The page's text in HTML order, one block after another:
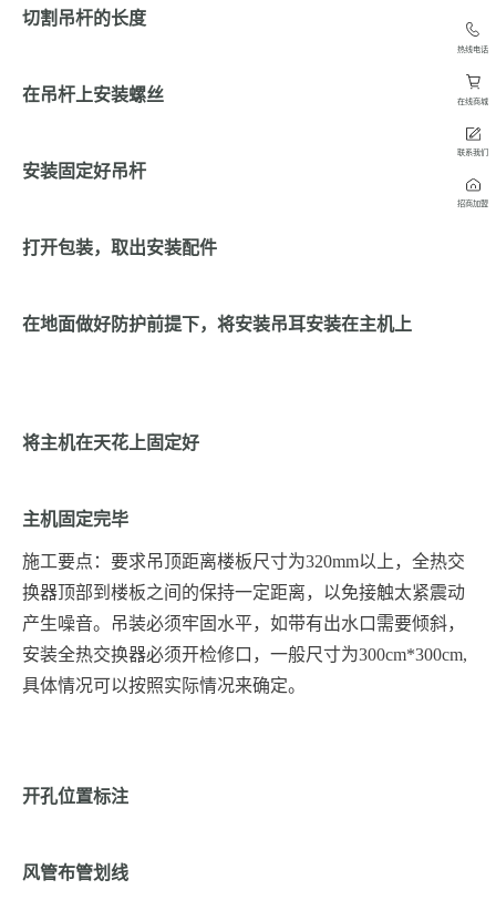
切割吊杆的长度
在吊杆上安装螺丝
安装固定好吊杆
打开包装，取出安装配件
在地面做好防护前提下，将安装吊耳安装在主机上
将主机在天花上固定好
主机固定完毕
施工要点：要求吊顶距离楼板尺寸为320mm以上，全热交
换器顶部到楼板之间的保持一定距离，以免接触太紧震动
产生噪音。吊装必须牢固水平，如带有出水口需要倾斜，
安装全热交换器必须开检修口，一般尺寸为300cm*300cm,
具体情况可以按照实际情况来确定。
开孔位置标注
风管布管划线
热线电话
在线商城
联系我们
招商加盟